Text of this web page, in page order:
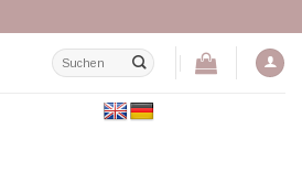
Suchen
nach: